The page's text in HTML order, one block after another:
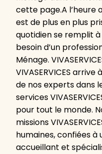
cette page.A l’heure
est de plus en plus
quotidien se remplit à
besoin d’un
Ménage.
VIVASERVICES
de nos experts dans
services
pour tout le monde.
missions
humaines, confiées à
accueillant et